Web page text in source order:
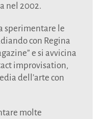
nel 2002.
sperimentare le
con Regina
e si avvicina
improvisation,
dell’arte con
molte